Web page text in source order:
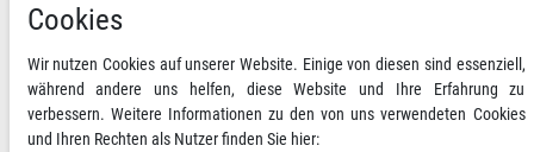
Newsletter abonnieren
Ihre Zahlungsmöglichkeiten 2)
Cookies
Wir nutzen Cookies auf unserer Website. Einige von diesen sind essenziell,
während andere uns helfen, diese Website und Ihre Erfahrung zu
verbessern. Weitere Informationen zu den von uns verwendeten Cookies
und Ihren Rechten als Nutzer finden Sie hier: